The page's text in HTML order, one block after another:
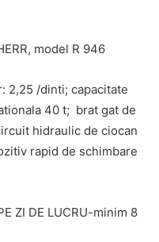
model R 946
2,25 /dinti; capacitate
40 t; brat gat de
hidraulic de ciocan
rapid de schimbare
ZI DE LUCRU-minim 8